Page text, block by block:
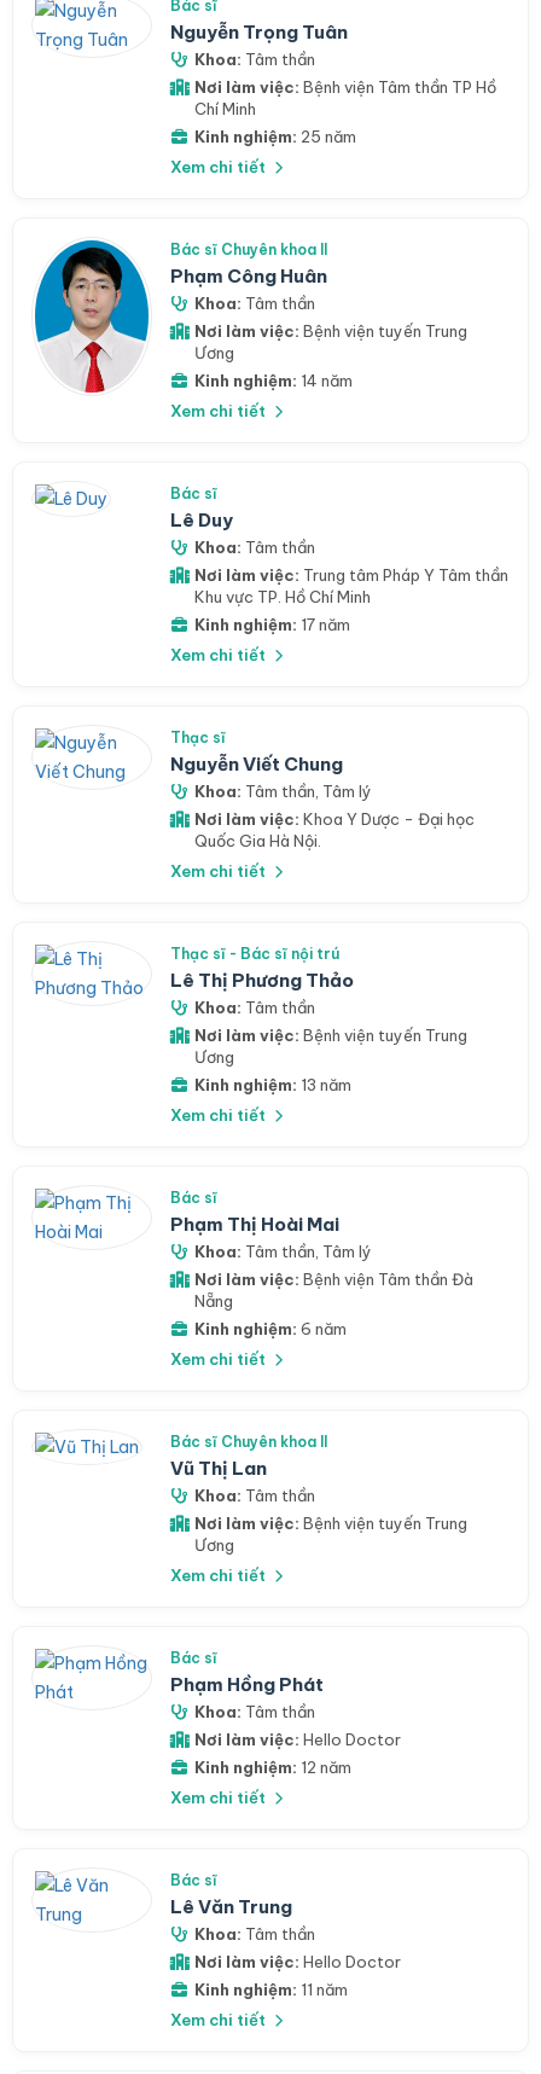
Bác sĩ
Nguyễn Trọng Tuân
Khoa: Tâm thần
Nơi làm việc: Bệnh viện Tâm thần TP Hồ
Chí Minh
Kinh nghiệm: 25 năm
Xem chi tiết
Bác sĩ Chuyên khoa II
Phạm Công Huân
Khoa: Tâm thần
Nơi làm việc: Bệnh viện tuyến Trung
Ương
Kinh nghiệm: 14 năm
Xem chi tiết
Bác sĩ
Lê Duy
Khoa: Tâm thần
Nơi làm việc: Trung tâm Pháp Y Tâm thần
Khu vực TP. Hồ Chí Minh
Kinh nghiệm: 17 năm
Xem chi tiết
Thạc sĩ
Nguyễn Viết Chung
Khoa: Tâm thần, Tâm lý
Nơi làm việc: Khoa Y Dược - Đại học
Quốc Gia Hà Nội.
Xem chi tiết
Thạc sĩ - Bác sĩ nội trú
Lê Thị Phương Thảo
Khoa: Tâm thần
Nơi làm việc: Bệnh viện tuyến Trung
Ương
Kinh nghiệm: 13 năm
Xem chi tiết
Bác sĩ
Phạm Thị Hoài Mai
Khoa: Tâm thần, Tâm lý
Nơi làm việc: Bệnh viện Tâm thần Đà
Nẵng
Kinh nghiệm: 6 năm
Xem chi tiết
Bác sĩ Chuyên khoa II
Vũ Thị Lan
Khoa: Tâm thần
Nơi làm việc: Bệnh viện tuyến Trung
Ương
Xem chi tiết
Bác sĩ
Phạm Hồng Phát
Khoa: Tâm thần
Nơi làm việc: Hello Doctor
Kinh nghiệm: 12 năm
Xem chi tiết
Bác sĩ
Lê Văn Trung
Khoa: Tâm thần
Nơi làm việc: Hello Doctor
Kinh nghiệm: 11 năm
Xem chi tiết